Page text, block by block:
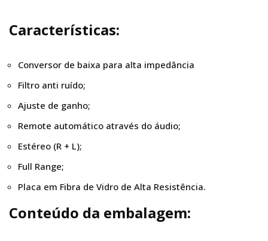
Características:
Conversor de baixa para alta impedância
Filtro anti ruído;
Ajuste de ganho;
Remote automático através do áudio;
Estéreo (R + L);
Full Range;
Placa em Fibra de Vidro de Alta Resistência.
Conteúdo da embalagem: